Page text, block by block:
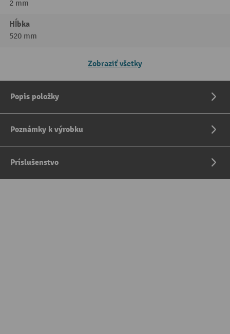
2 mm
Hĺbka
520 mm
Zobraziť všetky
Popis položky
Poznámky k výrobku
Príslušenstvo